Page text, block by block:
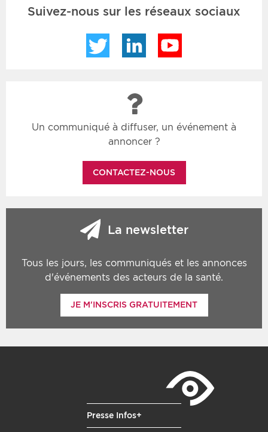
Suivez-nous sur les réseaux sociaux
Twitter LinkedIn
Un communiqué à diffuser, un événement à
annoncer ?
CONTACTEZ-NOUS
La newsletter
Tous les jours, les communiqués et les annonces
d'événements des acteurs de la santé.
JE M'INSCRIS GRATUITEMENT
Presse Infos+